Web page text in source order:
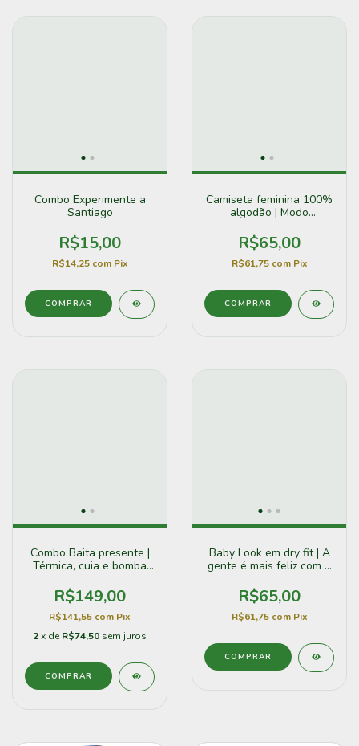
Combo Experimente a
Santiago
R$15,00
R$14,25 com Pix
Camiseta feminina 100%
algodão | Modo
R$65,00
R$61,75 com Pix
COMPRAR
Combo Baita presente |
Térmica, cuia e bomba
R$149,00
R$141,55 com Pix
2x de R$74,50 sem juros
Baby Look em dry fit | A
gente é mais feliz com a
R$65,00
R$61,75 com Pix
COMPRAR